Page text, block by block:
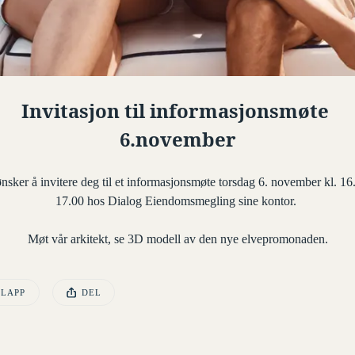
Invitasjon til informasjonsmøte
6.november
å invitere deg til et informasjonsmøte torsdag 6. november kl.
17.00 hos Dialog Eiendomsmegling sine kontor.
Møt vår arkitekt, se 3D modell av den nye elvepromonaden.
POSTEN HAR DEL